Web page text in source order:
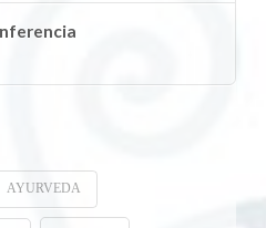
AYURVEDA